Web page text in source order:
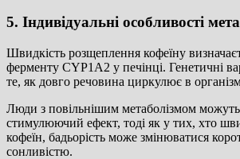
5. Індивідуальні особливості
Швидкість розщеплення кофеїну
ферменту CYP1A2 у печінці. Генетичні
те, як довго речовина циркулює в
Люди з повільнішим метаболізмом
стимулюючий ефект, тоді як у тих, хто
кофеїн, бадьорість може змінюватися
сонливістю.